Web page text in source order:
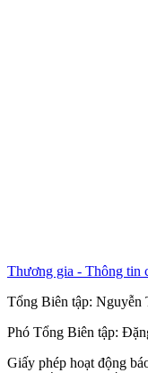
Thương gia - Thông tin
Tổng Biên tập: Nguyễn
Phó Tổng Biên tập:
Giấy phép hoạt động